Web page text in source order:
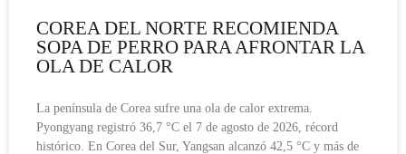
COREA DEL NORTE RECOMIENDA
SOPA DE PERRO PARA AFRONTAR LA
OLA DE CALOR
La península de Corea sufre una ola de calor extrema.
Pyongyang registró 36,7 °C el 7 de agosto de 2026, récord
histórico. En Corea del Sur, Yangsan alcanzó 42,5 °C y más de